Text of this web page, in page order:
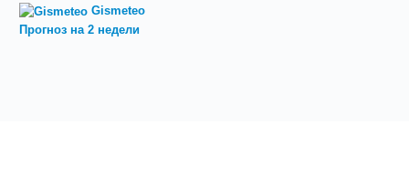
Gismeteo
Прогноз на 2 недели